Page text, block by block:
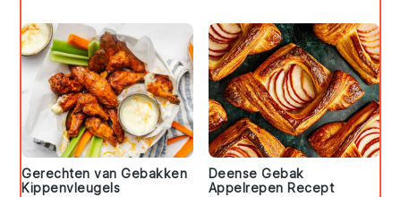
Gerechten van Gebakken
Kippenvleugels
Deense Gebak
Appelrepen Recept